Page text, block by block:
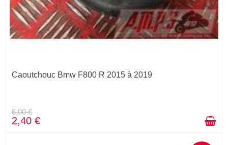
Caoutchouc Bmw F800 R 2015 à 2019
6,00 €
2,40 €